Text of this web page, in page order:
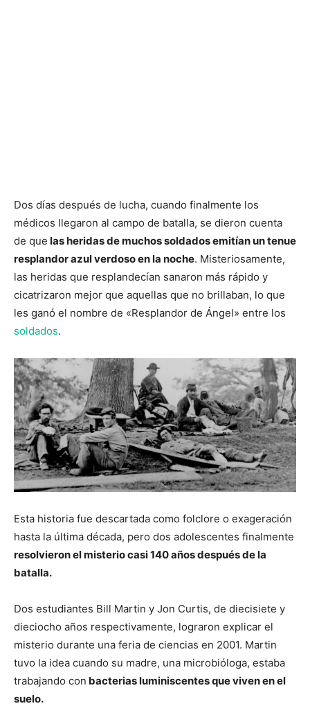
Dos días después de lucha, cuando finalmente los
médicos llegaron al campo de batalla, se dieron cuenta
de que las heridas de muchos soldados emitían un tenue
resplandor azul verdoso en la noche. Misteriosamente,
las heridas que resplandecían sanaron más rápido y
cicatrizaron mejor que aquellas que no brillaban, lo que
les ganó el nombre de «Resplandor de Ángel» entre los
soldados.
Esta historia fue descartada como folclore o exageración
hasta la última década, pero dos adolescentes finalmente
resolvieron el misterio casi 140 años después de la
batalla.
Dos estudiantes Bill Martin y Jon Curtis, de diecisiete y
dieciocho años respectivamente, lograron explicar el
misterio durante una feria de ciencias en 2001. Martin
tuvo la idea cuando su madre, una microbióloga, estaba
trabajando con bacterias luminiscentes que viven en el
suelo.